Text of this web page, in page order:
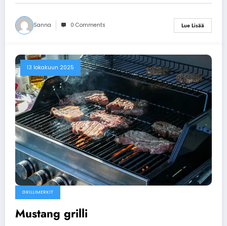
Sanna 0 Comments Lue Lisää
13 lokakuun 2025
GRILLIMERKIT
Mustang grilli